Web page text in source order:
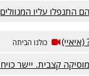
התנפלו עליו המנוולים
כולנו הביתה
קצבית. יישר